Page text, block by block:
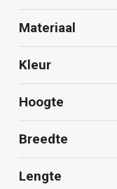
Materiaal
Kleur
Hoogte
Breedte
Lengte